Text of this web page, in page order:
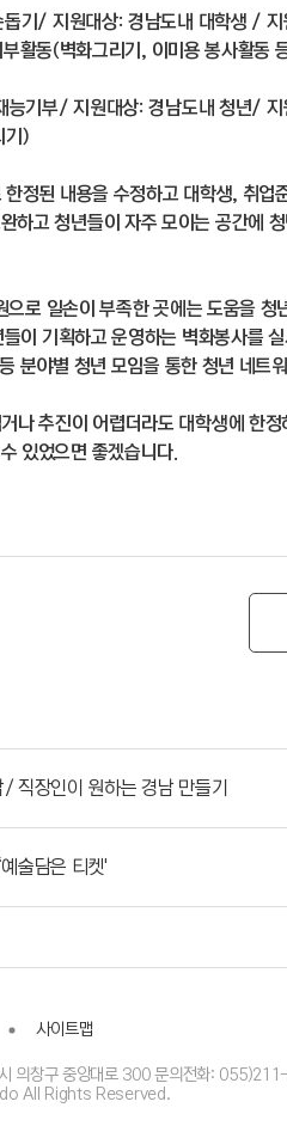
기/ 지원대상: 경남도내 대학생 / 지
(벽화그리기, 이미용 봉사활동
기부/ 지원대상: 경남도내 청년/ 지
)
정된 내용을 수정하고 대학생, 취업
하고 청년들이 자주 모이는 공간에
로 일손이 부족한 곳에는 도움을 청
이 기획하고 운영하는 벽화봉사를
분야별 청년 모임을 통한 청년 네트
나 추진이 어렵더라도 대학생에 한
있었으면 좋겠습니다.
직장인이 원하는 경남 만들기
술담은 티켓'
사이트맵
의창구 중앙대로 300 문의전화:
All Rights Reserved.